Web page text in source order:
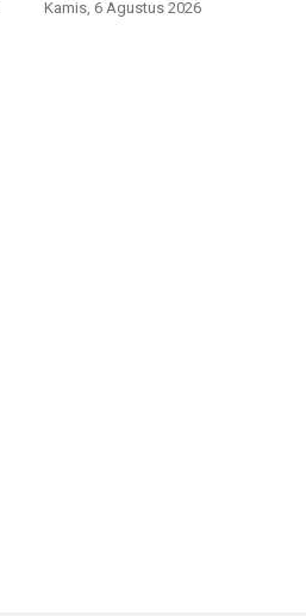
Kamis, 6 Agustus 2026